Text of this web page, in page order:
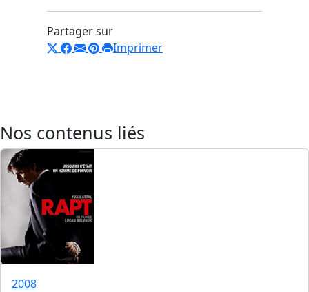
Partager sur
Imprimer
Nos contenus liés
2008